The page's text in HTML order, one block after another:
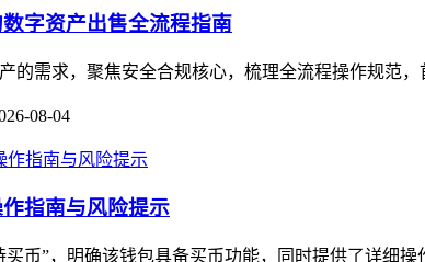
字资产出售全流程指南
的需求，聚焦安全合规核心，梳理全流程操作规范
08-04
指南与风险提示
买币”，明确该钱包具备买币功能，同时提供了详细